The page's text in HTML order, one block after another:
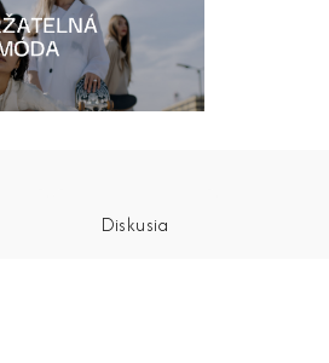
Diskusia